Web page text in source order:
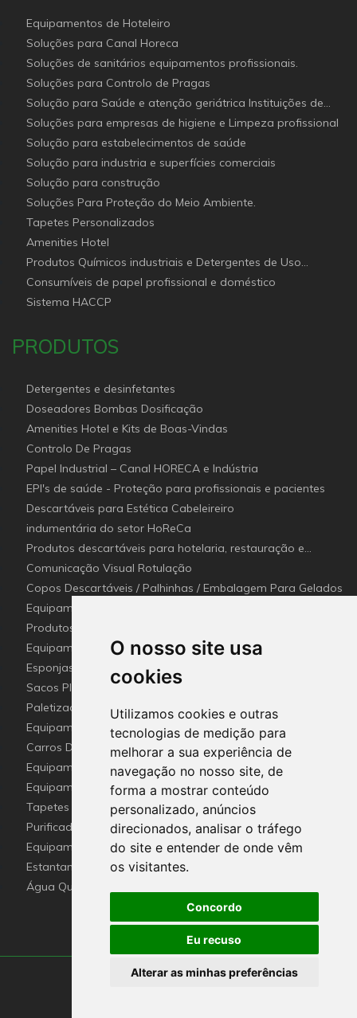
O nosso site usa
cookies
Utilizamos cookies e outras
tecnologias de medição para
melhorar a sua experiência de
navegação no nosso site, de
forma a mostrar conteúdo
personalizado, anúncios
direcionados, analisar o tráfego
do site e entender de onde vêm
os visitantes.
Concordo
Eu recuso
Alterar as minhas preferências
Equipamentos de Hoteleiro
Soluções para Canal Horeca
Soluções de sanitários equipamentos profissionais.
Soluções para Controlo de Pragas
Solução para Saúde e atenção geriátrica Instituições de
Apoio Social
Soluções para empresas de higiene e Limpeza profissional
Solução para estabelecimentos de saúde
Solução para industria e superfícies comerciais
Solução para construção
Soluções Para Proteção do Meio Ambiente.
Tapetes Personalizados
Amenities Hotel
Produtos Químicos industriais e Detergentes de Uso
Profissional e doméstico
Consumíveis de papel profissional e doméstico
Sistema HACCP
PRODUTOS
Detergentes e desinfetantes
Doseadores Bombas Dosificação
Amenities Hotel e Kits de Boas-Vindas
Controlo De Pragas
Papel Industrial – Canal HORECA e Indústria
EPI's de saúde - Proteção para profissionais e pacientes
Descartáveis para Estética Cabeleireiro
indumentária do setor HoReCa
Produtos descartáveis para hotelaria, restauração e
catering (Canal Horeca)
Comunicação Visual Rotulação
Copos Descartáveis / Palhinhas / Embalagem Para Gelados
Equipamentos para Setor - Hotelaria e Restauração
(Horeca)
Produtos e utensílios Detetaveis para a Indústria Alimentar
Equipamentos e Utensílios de Limpeza
Esponjas esfregões inox e Fibras (Disco de limpeza)
industriais
Sacos Plástico e Mangas de lavandaria Industrial
Paletização e embalagem industrial
Equipamento De Hotel HO.RE.CA
Carros De Apoio & Baldes De Limpeza
Equipamentos Sanitários Para locais Públicos.
Equipamentos para recolha selectiva de resíduos
Tapetes de Entrada Personalizados com Logótipo
Purificador e esterilizador de ar e Nebulizadores
Equipamentos de Emergência
Estantantes e Soluções em Altura
Água Quente Sanitária ( Termoacumulador elétrico )
Lagoquimica ® 2010-2026